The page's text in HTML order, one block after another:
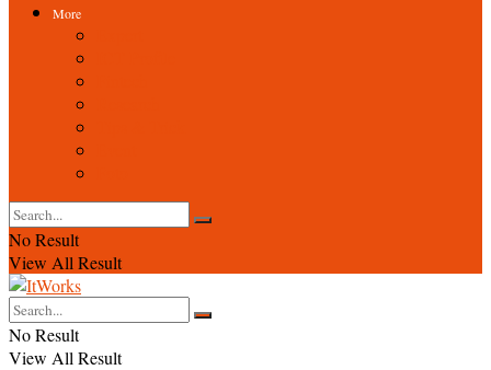
More
No Result
View All Result
No Result
View All Result